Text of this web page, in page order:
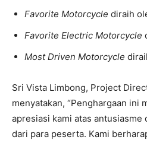
Favorite Motorcycle diraih
Favorite Electric Motorcycle
Most Driven Motorcycle
Sri Vista Limbong, Project
menyatakan, “Penghargaan ini
apresiasi kami atas
dari para peserta. Kami